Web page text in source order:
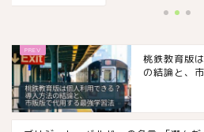
桃鉄教育版
の結論と、